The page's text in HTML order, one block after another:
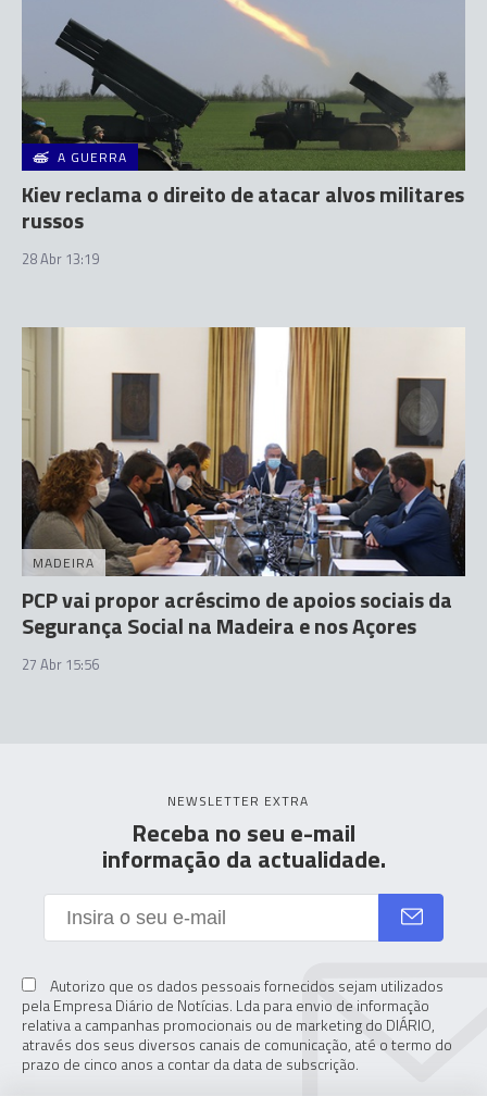
A GUERRA
Kiev reclama o direito de atacar alvos militares
russos
28 Abr 13:19
MADEIRA
PCP vai propor acréscimo de apoios sociais da
Segurança Social na Madeira e nos Açores
27 Abr 15:56
NEWSLETTER EXTRA
Receba no seu e-mail
informação da actualidade.
Autorizo que os dados pessoais fornecidos sejam utilizados
pela Empresa Diário de Notícias. Lda para envio de informação
relativa a campanhas promocionais ou de marketing do DIÁRIO,
através dos seus diversos canais de comunicação, até o termo do
prazo de cinco anos a contar da data de subscrição.